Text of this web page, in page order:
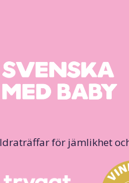
för jämlikhet